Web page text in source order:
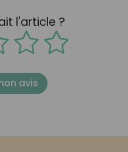
l'article ?
avis